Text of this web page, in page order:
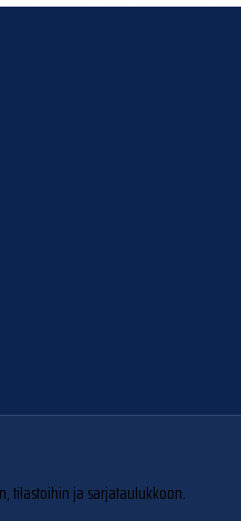
tilastoihin ja sarjataulukkoon.